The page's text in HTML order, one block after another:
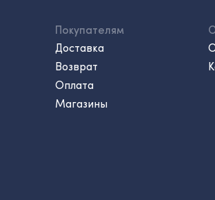
Покупателям
Доставка
Возврат
Оплата
Магазины